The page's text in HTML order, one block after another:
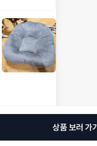
상품 보러 가기